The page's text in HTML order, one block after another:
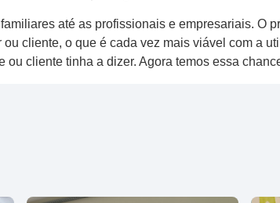
até as profissionais e empresariais. O
cliente, o que é cada vez mais viável com a
cliente tinha a dizer. Agora temos essa